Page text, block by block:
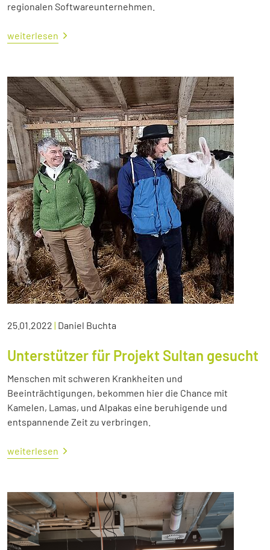
regionalen Softwareunternehmen.
weiterlesen
25.01.2022 | Daniel Buchta
Unterstützer für Projekt Sultan gesucht
Menschen mit schweren Krankheiten und
Beeinträchtigungen, bekommen hier die Chance mit
Kamelen, Lamas, und Alpakas eine beruhigende und
entspannende Zeit zu verbringen.
weiterlesen